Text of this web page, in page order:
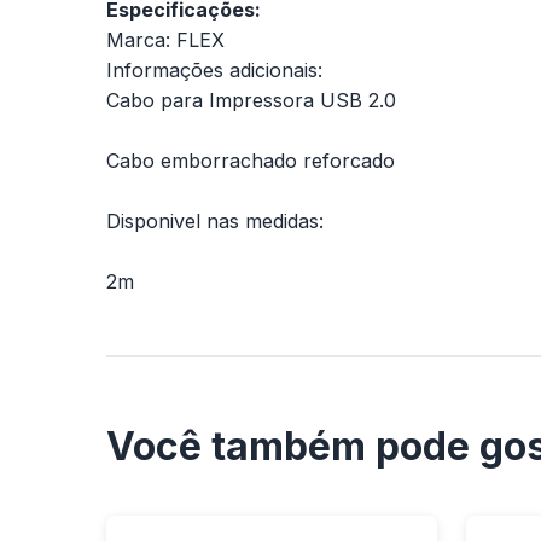
Especificações:
Marca: FLEX
Informações adicionais:
Cabo para Impressora USB 2.0
Cabo emborrachado reforcado
Disponivel nas medidas:
2m
Você também pode